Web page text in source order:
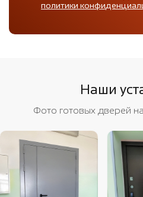
политики
Наши
Фото готовых дверей